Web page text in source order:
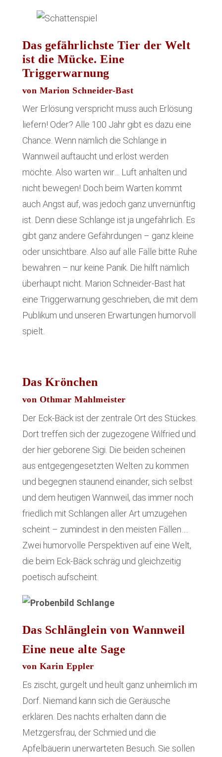
Das gefährlichste Tier der Welt
ist die Mücke.Eine
Triggerwarnung
von Marion Schneider-Bast
Wer Erlösung verspricht muss auch Erlösung
liefern! Oder? Alle 100 Jahr gibt es dazu eine
Chance. Wenn nämlich die Schlange in
Wannweil auftaucht und erlöst werden
möchte. Also warten wir… Luft anhalten und
nicht bewegen! Doch beim Warten kommt
auch Angst auf, was jedoch ganz unvernünftig
ist. Denn diese Schlange ist ja ungefährlich. Es
gibt ganz andere Gefährdungen – ganz kleine
oder unsichtbare. Also auf alle Fälle bitte Ruhe
bewahren – nur keine Panik. Die hilft nämlich
überhaupt nicht. Marion Schneider-Bast hat
eine Triggerwarnung geschrieben, die mit dem
Publikum und unseren Erwartungen humorvoll
spielt.
Das Krönchen
von Othmar Mahlmeister
Der Eck-Bäck ist der zentrale Ort des Stückes.
Dort treffen sich der zugezogene Wilfried und
der hier geborene Sigi. Die beiden scheinen
aus entgegengesetzten Welten zu kommen
und begegnen staunend einander, sich selbst
und dem heutigen Wannweil, das immer noch
friedlich mit Schlangen aller Art umzugehen
scheint – zumindest in den meisten Fällen….
Zwei humorvolle Perspektiven auf eine Welt,
die beim Eck-Bäck schräg und gleichzeitig
poetisch aufscheint.
Das Schlänglein von Wannweil
Eine neue alte Sage
von Karin Eppler
Es zischt, gurgelt und heult ganz unheimlich im
Dorf. Niemand kann sich die Geräusche
erklären. Des nachts erhalten dann die
Metzgersfrau, der Schmied und die
Apfelbäuerin unerwarteten Besuch. Sie sollen